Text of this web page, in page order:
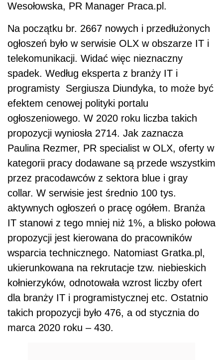
Wesołowska, PR Manager Praca.pl.
Na początku br. 2667 nowych i przedłużonych
ogłoszeń było w serwisie OLX w obszarze IT i
telekomunikacji. Widać więc nieznaczny
spadek. Według eksperta z branży IT i
programisty Sergiusza Diundyka, to może być
efektem cenowej polityki portalu
ogłoszeniowego. W 2020 roku liczba takich
propozycji wyniosła 2714. Jak zaznacza
Paulina Rezmer, PR specialist w OLX, oferty w
kategorii pracy dodawane są przede wszystkim
przez pracodawców z sektora blue i gray
collar. W serwisie jest średnio 100 tys.
aktywnych ogłoszeń o pracę ogółem. Branża
IT stanowi z tego mniej niż 1%, a blisko połowa
propozycji jest kierowana do pracowników
wsparcia technicznego. Natomiast Gratka.pl,
ukierunkowana na rekrutacje tzw. niebieskich
kołnierzyków, odnotowała wzrost liczby ofert
dla branży IT i programistycznej etc. Ostatnio
takich propozycji było 476, a od stycznia do
marca 2020 roku – 430.